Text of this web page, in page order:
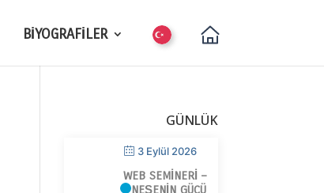
BİYOGRAFİLER
GÜNLÜK
3 Eylül 2026
WEB SEMINERI –
NEŞENIN GÜCÜ